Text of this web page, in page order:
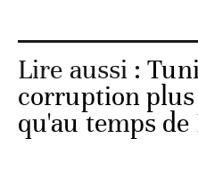
Lire aussi :
corruption
qu'au temps de